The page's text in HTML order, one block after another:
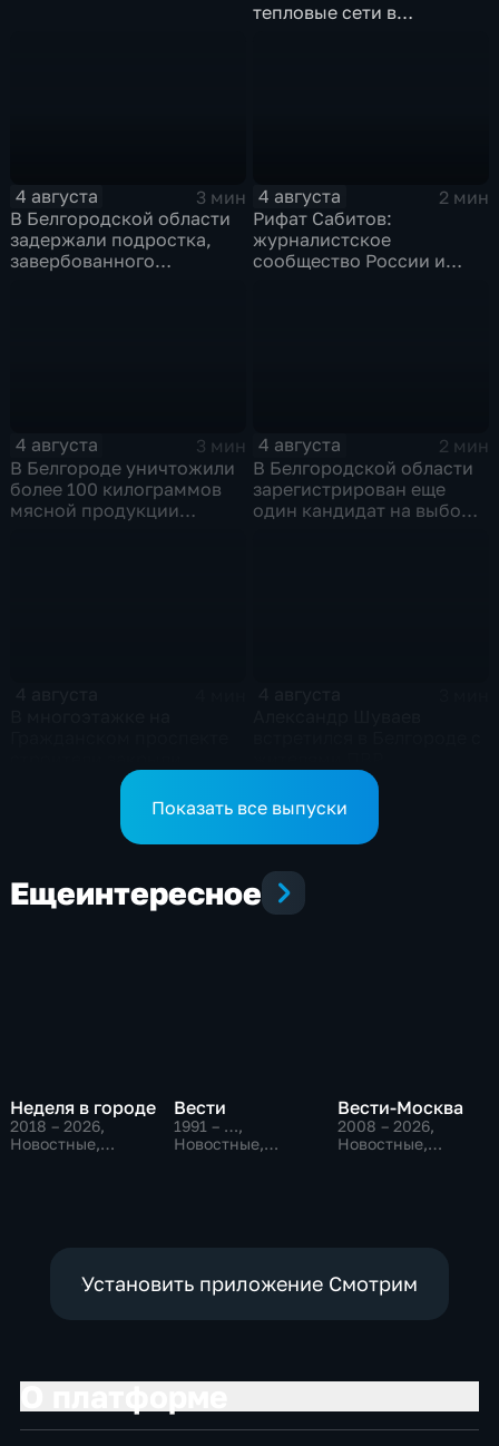
тепловые сети в
4 августа
3 мин
В Белгородской области
задержали подростка,
завербованного
4 августа
2 мин
Рифат Сабитов:
журналистское
сообщество России и
4 августа
3 мин
В Белгороде уничтожили
более 100 килограммов
мясной продукции
4 августа
2 мин
В Белгородской области
зарегистрирован еще
один кандидат на выборы
тепловой контур по
временной схемеПоказать все выпуски
Ещеинтересное
Неделя в городе
2018 – 2026,
Новостные,
Вести
1991 – …,
Новостные,
Вести-Москва
2008 – 2026,
Новостные,
Установить приложение Смотрим